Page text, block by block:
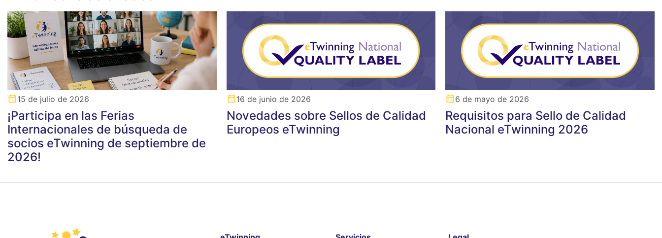
15 de julio de 2026
¡Participa en las Ferias
Internacionales de búsqueda de
socios eTwinning de septiembre de
2026!
16 de junio de 2026
Novedades sobre Sellos de Calidad
Europeos eTwinning
6 de mayo de 2026
Requisitos para Sello de Calidad
Nacional eTwinning 2026